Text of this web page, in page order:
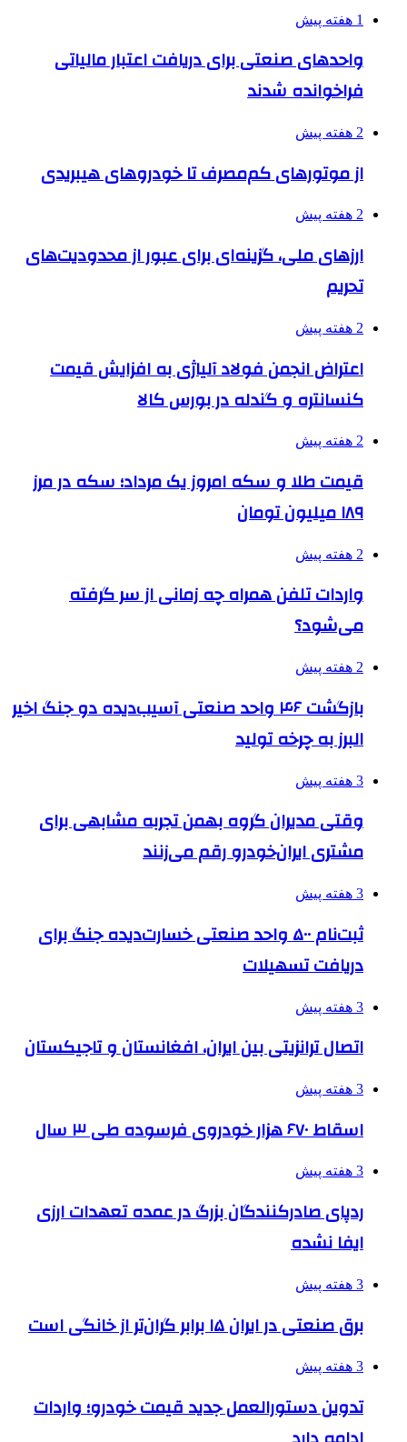
1 هفته پیش
واحدهای صنعتی برای دریافت اعتبار مالیاتی
فراخوانده شدند
2 هفته پیش
از موتورهای کم‌مصرف تا خودروهای هیبریدی
2 هفته پیش
ارزهای ملی، گزینه‌ای برای عبور از محدودیت‌های
تحریم
2 هفته پیش
اعتراض انجمن فولاد آلیاژی به افزایش قیمت
کنسانتره و گندله در بورس کالا
2 هفته پیش
قیمت طلا و سکه امروز یک مرداد؛ سکه در مرز
۱۸۹ میلیون تومان
2 هفته پیش
واردات تلفن همراه چه زمانی از سر گرفته
می‌شود؟
2 هفته پیش
بازگشت ۴۶ واحد صنعتی آسیب‌دیده دو جنگ اخیر
البرز به چرخه تولید
3 هفته پیش
وقتی مدیران گروه بهمن تجربه مشابهی برای
مشتری ایران‌خودرو رقم می‌زنند
3 هفته پیش
ثبت‌نام ۵۰۰ واحد صنعتی خسارت‌دیده جنگ برای
دریافت تسهیلات
3 هفته پیش
اتصال ترانزیتی بین ایران، افغانستان و تاجیکستان
3 هفته پیش
اسقاط ۶۷۰ هزار خودروی فرسوده طی ۳ سال
3 هفته پیش
ردپای صادرکنندگان بزرگ در عمده تعهدات ارزی
ایفا نشده
3 هفته پیش
برق صنعتی در ایران ۱۵ برابر گران‌تر از خانگی است
3 هفته پیش
تدوین دستورالعمل جدید قیمت خودرو؛ واردات